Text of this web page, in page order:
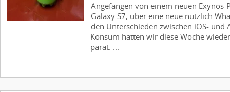
Angefangen von einem neuen
Galaxy S7, über eine neue nützlich
den Unterschieden zwischen iOS-
Konsum hatten wir diese Woche
parat. ...